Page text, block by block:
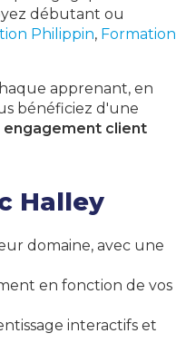
débutant ou
Philippin, Formation
apprenant, en
bénéficiez d'une
engagement client
Halley
domaine, avec une
en fonction de vos
interactifs et